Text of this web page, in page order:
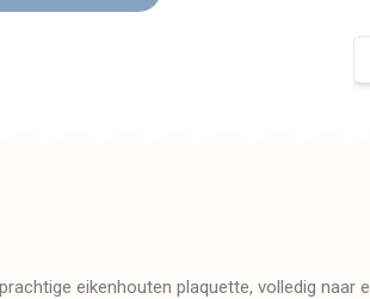
eikenhouten plaquette, volledig naar